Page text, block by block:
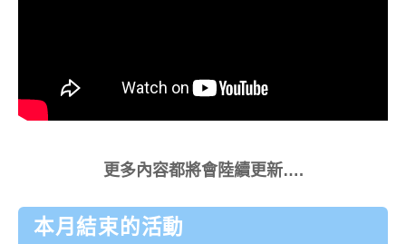
更多內容都將會陸續更新….
本月結束的活動